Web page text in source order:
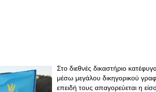
Στο διεθνές δικαστήριο
μέσω μεγάλου δικηγορικού
επειδή τους απαγορεύεται η